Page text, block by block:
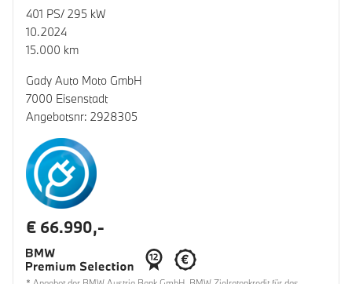
401 PS/ 295 kW
10.2024
15.000 km
Gady Auto Moto GmbH
7000 Eisenstadt
Angebotsnr: 2928305
€ 66.990,-